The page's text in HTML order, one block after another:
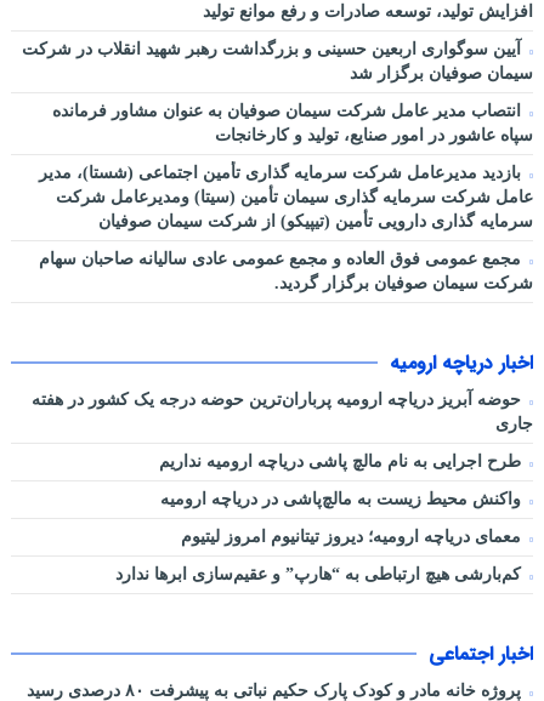
افزایش تولید، توسعه صادرات و رفع موانع تولید
آیین سوگواری اربعین حسینی و بزرگداشت رهبر شهید انقلاب در شرکت
سیمان صوفیان برگزار شد
انتصاب مدیر عامل شرکت سیمان صوفیان به عنوان مشاور فرمانده
سپاه عاشور در امور صنایع، تولید و کارخانجات
بازدید مدیرعامل شرکت سرمایه گذاری تأمین اجتماعی (شستا)، مدیر
عامل شرکت سرمایه گذاری سیمان تأمین (سیتا) ومدیرعامل شرکت
سرمایه گذاری دارویی تأمین (تیپیکو) از شرکت سیمان صوفیان
مجمع عمومی فوق العاده و مجمع عمومی عادی سالیانه صاحبان سهام
شرکت سیمان صوفیان برگزار گردید.
اخبار دریاچه ارومیه
حوضه آبریز دریاچه ارومیه پرباران‌ترین حوضه‌ درجه یک کشور در هفته
جاری
طرح اجرایی به نام مالچ پاشی دریاچه ارومیه نداریم
واکنش محیط زیست به مالچ‌پاشی در دریاچه ارومیه
معمای دریاچه ارومیه؛ دیروز تیتانیوم امروز لیتیوم
کم‌بارشی هیچ ارتباطی به “هارپ” و عقیم‌سازی ابرها ندارد
اخبار اجتماعی
پروژه خانه مادر و کودک پارک حکیم نباتی به پیشرفت ۸۰ درصدی رسید